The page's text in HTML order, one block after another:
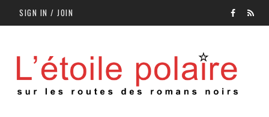
SIGN IN / JOIN